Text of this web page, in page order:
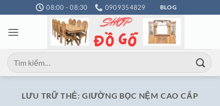
qua
nội
08:00 - 08:30 0909354829 BLOG
Tìm
kiếm:
LƯU TRỮ THẺ: GIƯỜNG BỌC NỆM CAO CẤP